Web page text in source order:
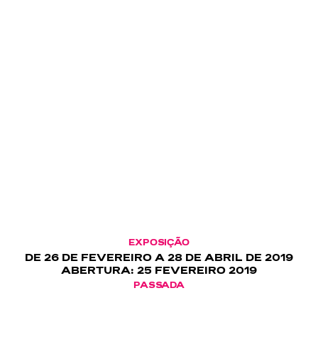
EXPOSIÇÃO
DE 26 DE FEVEREIRO A 28 DE ABRIL DE 2019
ABERTURA: 25 FEVEREIRO 2019
PASSADA